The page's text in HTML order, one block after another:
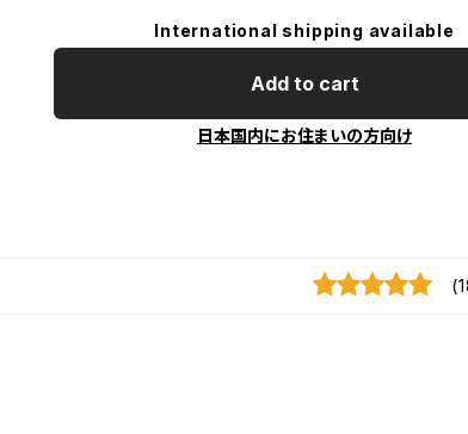
International shipping available
Add to cart
日本国内にお住まいの方向け